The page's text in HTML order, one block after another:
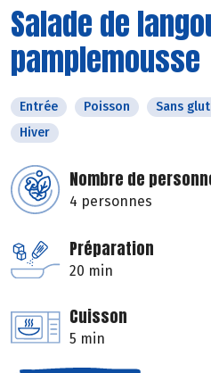
Salade de
pamplemousse
Entrée Poisson Sans
Hiver
Nombre de
4 personnes
Préparation
20 min
Cuisson
5 min